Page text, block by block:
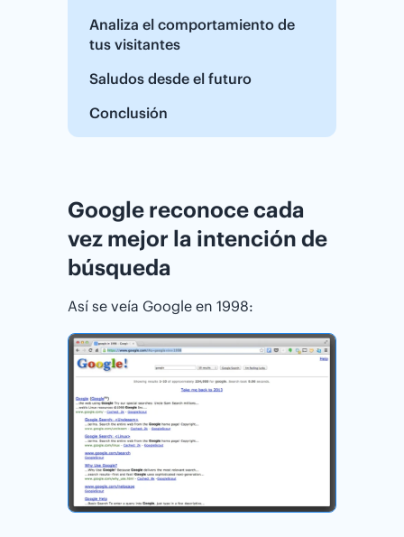
Analiza el comportamiento de
tus visitantes
Saludos desde el futuro
Conclusión
Google reconoce cada
vez mejor la intención de
búsqueda
Así se veía Google en 1998: